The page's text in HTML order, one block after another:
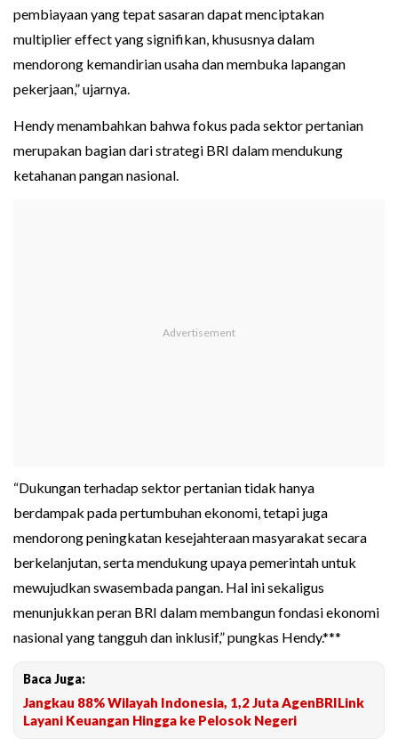
pembiayaan yang tepat sasaran dapat menciptakan
multiplier effect yang signifikan, khususnya dalam
mendorong kemandirian usaha dan membuka lapangan
pekerjaan,” ujarnya.
Hendy menambahkan bahwa fokus pada sektor pertanian
merupakan bagian dari strategi BRI dalam mendukung
ketahanan pangan nasional.
“Dukungan terhadap sektor pertanian tidak hanya
berdampak pada pertumbuhan ekonomi, tetapi juga
mendorong peningkatan kesejahteraan masyarakat secara
berkelanjutan, serta mendukung upaya pemerintah untuk
mewujudkan swasembada pangan. Hal ini sekaligus
menunjukkan peran BRI dalam membangun fondasi ekonomi
nasional yang tangguh dan inklusif,” pungkas Hendy.***
Baca Juga:
Jangkau 88% Wilayah Indonesia, 1,2 Juta AgenBRILink
Layani Keuangan Hingga ke Pelosok Negeri